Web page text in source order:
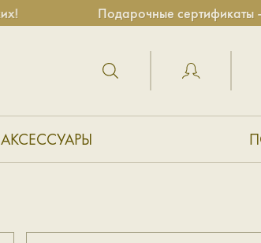
Подарочные сертификаты —
АКСЕССУАРЫ